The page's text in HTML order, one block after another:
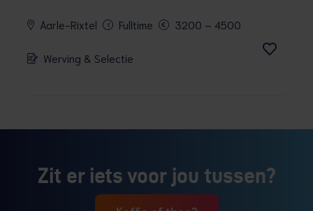
Aarle-Rixtel Fulltime 3200 – 4500
Werving & Selectie
Zit er iets voor jou tussen?